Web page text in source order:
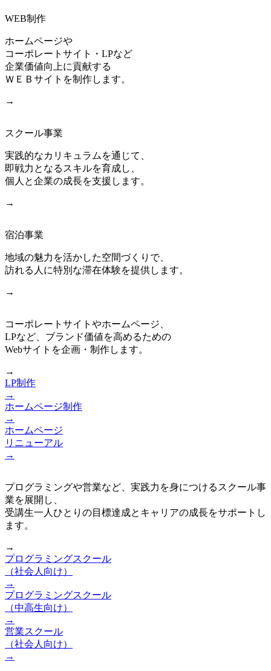
WEB制作
ホームページや
コーポレートサイト・LPなど
企業価値向上に貢献する
ＷＥＢサイトを制作します。
→
スクール事業
実践的なカリキュラムを通じて、
即戦力となるスキルを育成し、
個人と企業の成長を支援します。
→
宿泊事業
地域の魅力を活かした空間づくりで、
訪れる人に特別な滞在体験を提供します。
→
コーポレートサイトやホームページ、
LPなど、ブランド価値を高めるための
Webサイトを企画・制作します。
→
LP制作
→
ホームページ制作
→
ホームページ
リニューアル
→
プログラミングや営業など、実践力を身につけるスクール事
業を展開し、
受講生一人ひとりの目標達成とキャリアの成長をサポートし
ます。
→
プログラミングスクール
（社会人向け）
→
プログラミングスクール
（中高生向け）
→
営業スクール
（社会人向け）
→